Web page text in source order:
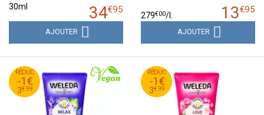
30ml
34€95
AJOUTER
13€95
279€00/l.
AJOUTER
RÉDUC
-1€
3€99
4
€
99
3
€
99
RÉDUC
-1€
3€99
4
€
99
3
€
99